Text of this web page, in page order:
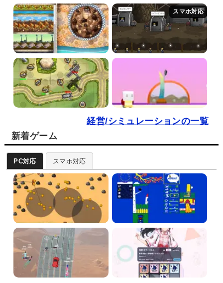
経営/シミュレーションの一覧
新着ゲーム
PC対応 スマホ対応